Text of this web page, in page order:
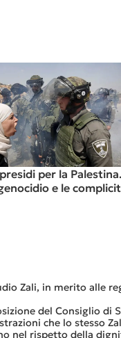
una nuova economia?
Zali, in merito alle
del Consiglio di
che lo stesso
nel rispetto della